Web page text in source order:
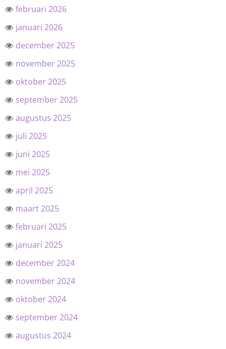
februari 2026
januari 2026
december 2025
november 2025
oktober 2025
september 2025
augustus 2025
juli 2025
juni 2025
mei 2025
april 2025
maart 2025
februari 2025
januari 2025
december 2024
november 2024
oktober 2024
september 2024
augustus 2024